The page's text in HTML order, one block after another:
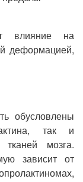
влияние на
деформацией,
обусловлены
так и
мозга.
зависит от